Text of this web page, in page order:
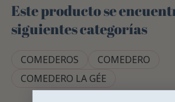
Este producto se
siguientes categorías
COMEDEROS
COMEDERO
COMEDERO LA GÉE